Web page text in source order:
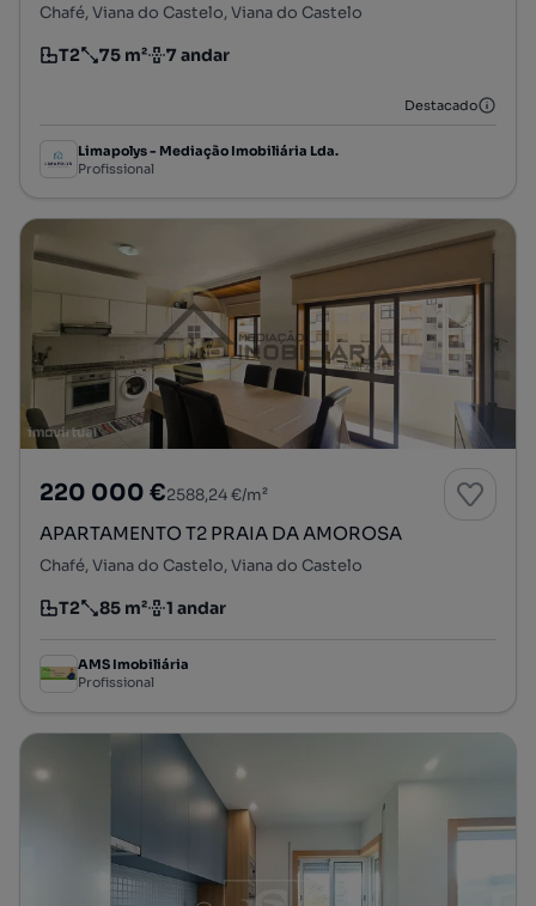
Chafé, Viana do Castelo, Viana do Castelo
Tipologia
T2
Preço por metro quadrado
75 m²
Andar 7 andar
Destacado
Limapolys - Mediação Imobiliária Lda.
Profissional
220 000 €2588,24 €/m²
APARTAMENTO T2 PRAIA DA AMOROSA
Chafé, Viana do Castelo, Viana do Castelo
Tipologia
T2
Preço por metro quadrado
85 m²
Andar 1 andar
AMS Imobiliária
Profissional